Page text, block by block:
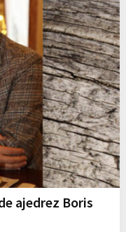
ajedrez Boris